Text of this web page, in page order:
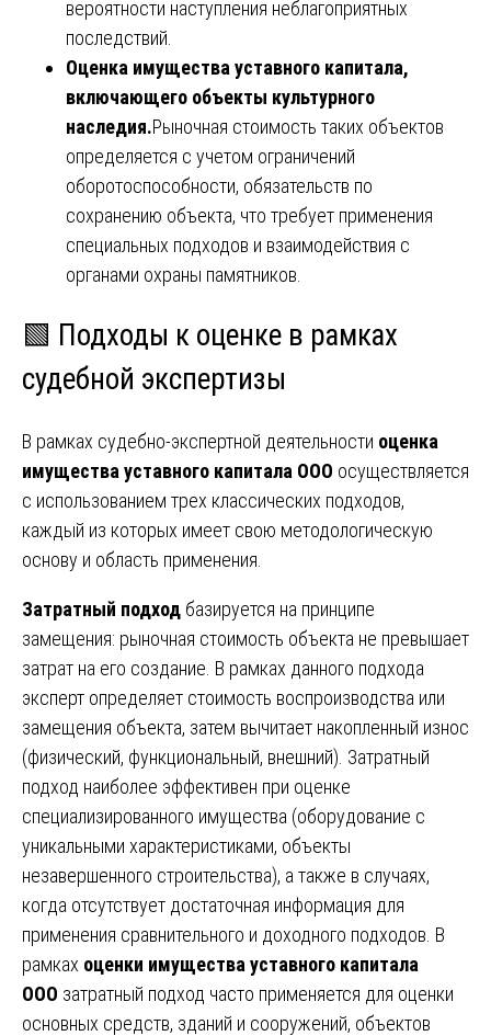
вероятности наступления неблагоприятных
последствий.
Оценка имущества уставного капитала,
включающего объекты культурного
наследия.Рыночная стоимость таких объектов
определяется с учетом ограничений
оборотоспособности, обязательств по
сохранению объекта, что требует применения
специальных подходов и взаимодействия с
органами охраны памятников.
🟩 Подходы к оценке в рамках
судебной экспертизы
В рамках судебно-экспертной деятельности оценка
имущества уставного капитала ООО осуществляется
с использованием трех классических подходов,
каждый из которых имеет свою методологическую
основу и область применения.
Затратный подход базируется на принципе
замещения: рыночная стоимость объекта не превышает
затрат на его создание. В рамках данного подхода
эксперт определяет стоимость воспроизводства или
замещения объекта, затем вычитает накопленный износ
(физический, функциональный, внешний). Затратный
подход наиболее эффективен при оценке
специализированного имущества (оборудование с
уникальными характеристиками, объекты
незавершенного строительства), а также в случаях,
когда отсутствует достаточная информация для
применения сравнительного и доходного подходов. В
рамках оценки имущества уставного капитала
ООО затратный подход часто применяется для оценки
основных средств, зданий и сооружений, объектов